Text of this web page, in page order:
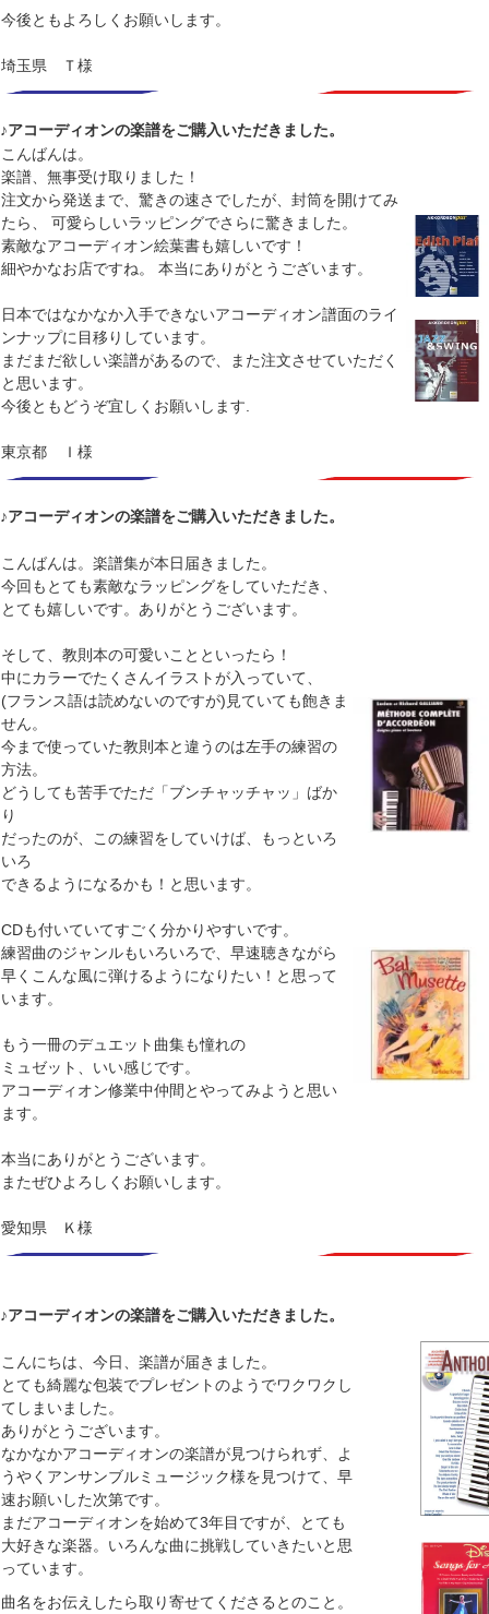
今後ともよろしくお願いします。
埼玉県 Ｔ様
♪アコーディオンの楽譜をご購入いただきました。
こんばんは。
楽譜、無事受け取りました！
注文から発送まで、驚きの速さでしたが、封筒を開けてみ
たら、 可愛らしいラッピングでさらに驚きました。
素敵なアコーディオン絵葉書も嬉しいです！
細やかなお店ですね。 本当にありがとうございます。
日本ではなかなか入手できないアコーディオン譜面のライ
ンナップに目移りしています。
まだまだ欲しい楽譜があるので、また注文させていただく
と思います。
今後ともどうぞ宜しくお願いします.
東京都 Ｉ様
♪アコーディオンの楽譜をご購入いただきました。
こんばんは。楽譜集が本日届きました。
今回もとても素敵なラッピングをしていただき、
とても嬉しいです。ありがとうございます。
そして、教則本の可愛いことといったら！
中にカラーでたくさんイラストが入っていて、
(フランス語は読めないのですが)見ていても飽きま
せん。
今まで使っていた教則本と違うのは左手の練習の
方法。
どうしても苦手でただ「ブンチャッチャッ」ばか
り
だったのが、この練習をしていけば、もっといろ
いろ
できるようになるかも！と思います。
CDも付いていてすごく分かりやすいです。
練習曲のジャンルもいろいろで、早速聴きながら
早くこんな風に弾けるようになりたい！と思って
います。
もう一冊のデュエット曲集も憧れの
ミュゼット、いい感じです。
アコーディオン修業中仲間とやってみようと思い
ます。
本当にありがとうございます。
またぜひよろしくお願いします。
愛知県 Ｋ様
♪アコーディオンの楽譜をご購入いただきました。
こんにちは、今日、楽譜が届きました。
とても綺麗な包装でプレゼントのようでワクワクし
てしまいました。
ありがとうございます。
なかなかアコーディオンの楽譜が見つけられず、よ
うやくアンサンブルミュージック様を見つけて、早
速お願いした次第です。
まだアコーディオンを始めて3年目ですが、とても
大好きな楽器。いろんな曲に挑戦していきたいと思
っています。
曲名をお伝えしたら取り寄せてくださるとのこと。